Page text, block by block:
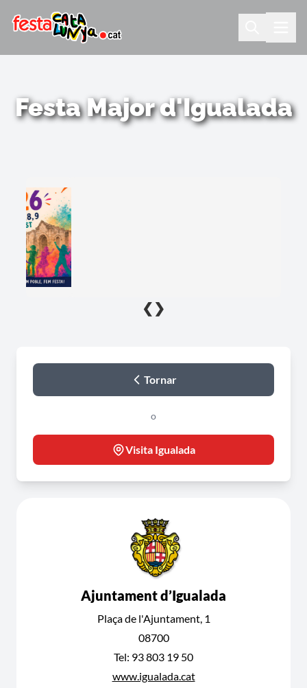
Festa Major d'Igualada
❮ ❯
Tornar
o
Visita Igualada
Ajuntament d’Igualada
Plaça de l'Ajuntament, 1
08700
Tel: 93 803 19 50
www.igualada.cat